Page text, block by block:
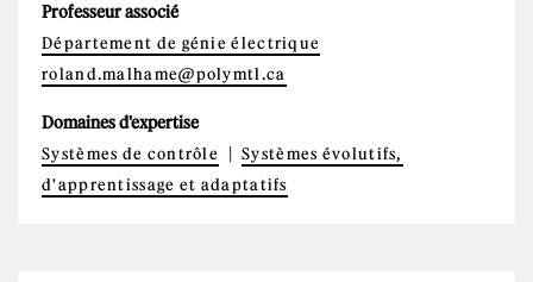
Professeur associé
Département de génie électrique
roland.malhame@polymtl.ca
Domaines d'expertise
Systèmes de contrôle
Systèmes évolutifs,
d'apprentissage et adaptatifs